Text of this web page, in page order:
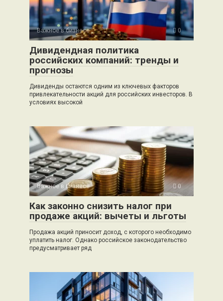
Важное в бизнесе 0
Дивидендная политика
российских компаний: тренды и
прогнозы
Дивиденды остаются одним из ключевых факторов
привлекательности акций для российских инвесторов. В
условиях высокой
Важное в бизнесе 0
Как законно снизить налог при
продаже акций: вычеты и льготы
Продажа акций приносит доход, с которого необходимо
уплатить налог. Однако российское законодательство
предусматривает ряд